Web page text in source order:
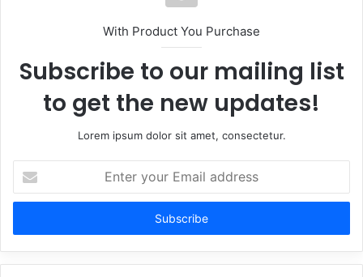
With Product You Purchase
Subscribe to our mailing list
to get the new updates!
Lorem ipsum dolor sit amet, consectetur.
your
Email